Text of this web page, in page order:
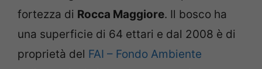
fortezza di Rocca Maggiore. Il bosco ha
una superficie di 64 ettari e dal 2008 è di
proprietà del FAI – Fondo Ambiente